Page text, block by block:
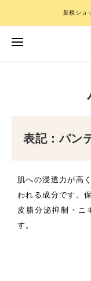
新規ショ
表記：パン
肌への浸透力が高
われる成分です。
皮脂分泌抑制・ニ
す。